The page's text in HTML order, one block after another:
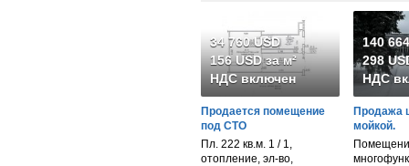
34 760 USD
156 USD за м²
НДС включен
Продается помещение
под СТО
Пл. 222 кв.м. 1 / 1,
отопление, эл-во,
140
298
НДС
Продажа
мойкой.